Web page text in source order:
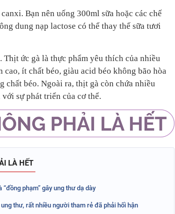
Bạn nên uống 300ml sữa hoặc các chế
dung nạp lactose có thể thay thế sữa tươi
Thịt ức gà là thực phẩm yêu thích của nhiều
ít chất béo, giàu acid béo không bão hòa
béo. Ngoài ra, thịt gà còn chứa nhiều
sự phát triển của cơ thể.
LÀ HẾT
phạm” gây ung thư dạ dày
thư, rất nhiều người tham rẻ đã phải hối hận